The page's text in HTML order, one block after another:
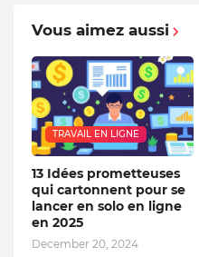
Vous aimez aussi
TRAVAIL EN LIGNE
13 Idées prometteuses
qui cartonnent pour se
lancer en solo en ligne
en 2025
December 20, 2024